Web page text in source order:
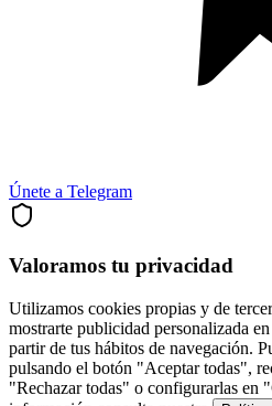
Únete a Telegram
Valoramos tu privacidad
Utilizamos cookies propias y de
mostrarte publicidad personalizada
partir de tus hábitos de navegación.
pulsando el botón "Aceptar todas",
"Rechazar todas" o configurarlas en